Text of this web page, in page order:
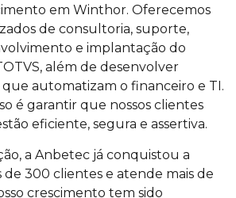
em Winthor. Oferecemos
de consultoria, suporte,
e implantação do
além de desenvolver
automatizam o financeiro e TI.
é garantir que nossos clientes
eficiente, segura e assertiva.
a Anbetec já conquistou a
de 300 clientes e atende mais de
crescimento tem sido